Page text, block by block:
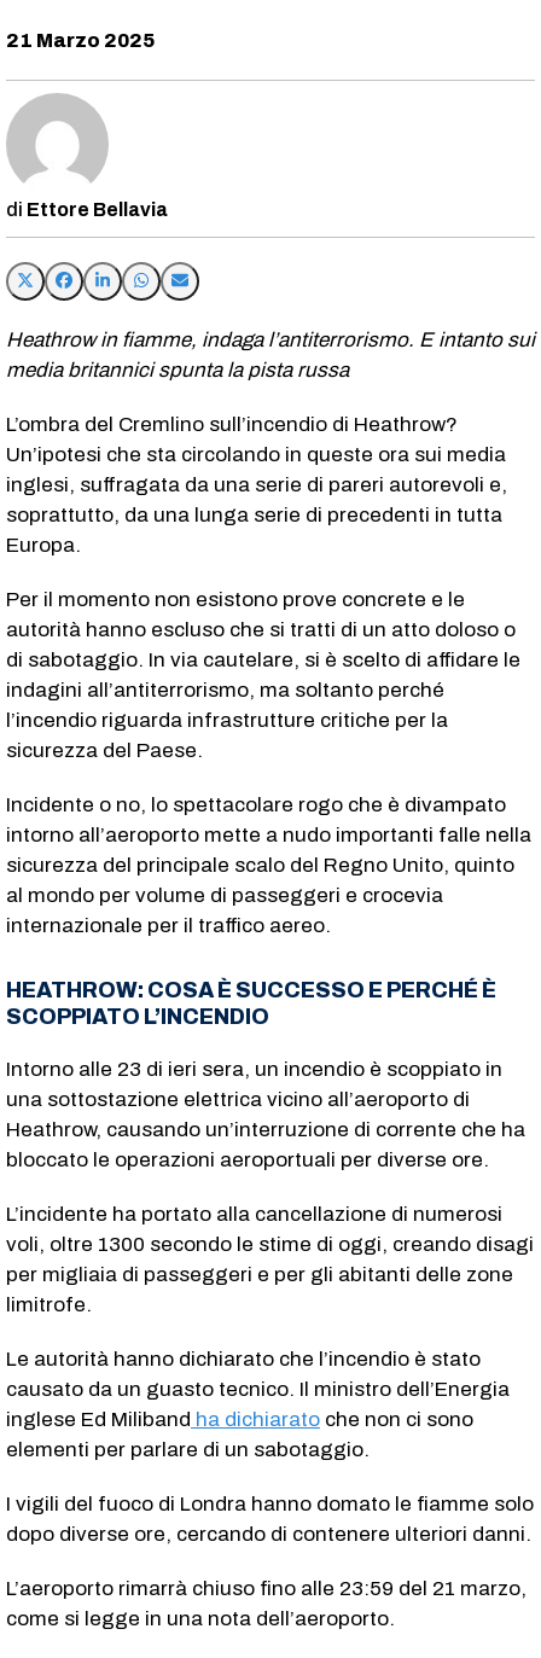
21 Marzo 2025
Ettore Bellavia
Heathrow in fiamme, indaga l’antiterrorismo. E intanto sui
media britannici spunta la pista russa
L’ombra del Cremlino sull’incendio di Heathrow?
Un’ipotesi che sta circolando in queste ora sui media
inglesi, suffragata da una serie di pareri autorevoli e,
soprattutto, da una lunga serie di precedenti in tutta
Europa.
Per il momento non esistono prove concrete e le
autorità hanno escluso che si tratti di un atto doloso o
di sabotaggio. In via cautelare, si è scelto di affidare le
indagini all’antiterrorismo, ma soltanto perché
l’incendio riguarda infrastrutture critiche per la
sicurezza del Paese.
Incidente o no, lo spettacolare rogo che è divampato
intorno all’aeroporto mette a nudo importanti falle nella
sicurezza del principale scalo del Regno Unito, quinto
al mondo per volume di passeggeri e crocevia
internazionale per il traffico aereo.
HEATHROW: COSA È SUCCESSO E PERCHÉ È
SCOPPIATO L’INCENDIO
Intorno alle 23 di ieri sera, un incendio è scoppiato in
una sottostazione elettrica vicino all’aeroporto di
Heathrow, causando un’interruzione di corrente che ha
bloccato le operazioni aeroportuali per diverse ore.
L’incidente ha portato alla cancellazione di numerosi
voli, oltre 1300 secondo le stime di oggi, creando disagi
per migliaia di passeggeri e per gli abitanti delle zone
limitrofe.
Le autorità hanno dichiarato che l’incendio è stato
causato da un guasto tecnico. Il ministro dell’Energia
inglese Ed Miliband ha dichiarato che non ci sono
elementi per parlare di un sabotaggio.
I vigili del fuoco di Londra hanno domato le fiamme solo
dopo diverse ore, cercando di contenere ulteriori danni.
L’aeroporto rimarrà chiuso fino alle 23:59 del 21 marzo,
come si legge in una nota dell’aeroporto.